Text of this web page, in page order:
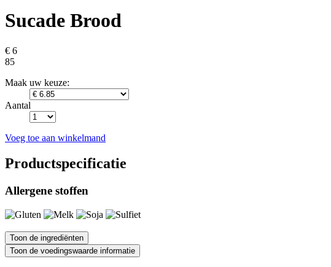
Sucade Brood
€ 6
85
Maak uw keuze:
Aantal
Voeg toe aan winkelmand
Productspecificatie
Allergene stoffen